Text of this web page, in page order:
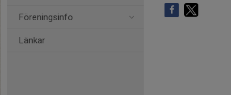
Föreningsinfo
Länkar